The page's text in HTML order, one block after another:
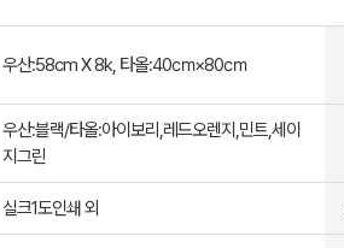
우산:58cm X 8k, 타올:40㎝×80㎝
우산:블랙/타올:아이보리,레드오렌지,민트,세이
지그린
실크1도인쇄 외